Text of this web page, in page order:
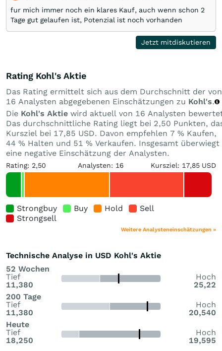
fur mich immer noch ein klares Kauf, auch wenn schon 2
Tage gut gelaufen ist, Potenzial ist noch vorhanden
Jetzt mitdiskutieren
Rating Kohl's Aktie
Das Rating ermittelt sich aus dem Durchschnitt der von
16 Analysten abgegebenen Einschätzungen zu Kohl's.
Die Kohl's Aktie wird aktuell von 16 Analysten
Das durchschnittliche Rating liegt bei 2,50 Punkten,
Kursziel bei 17,85 USD. Davon empfehlen 7 % Kaufen,
44 % Halten und 51 % Verkaufen. Insgesamt überwiegt
eine negative Einschätzung der Analysten.
Rating: 2,50 Analysten: 16 Kursziel: 17,85 USD
Strongbuy Buy Hold
Sell
Strongsell
Weitere Analysteneinschätzungen »
Technische Analyse in USD Kohl's Aktie
52 Wochen
Tief
11,380
Hoch
25,22
200 Tage
Tief
11,380
Hoch
20,540
Heute
Tief
18,250
Hoch
19,595